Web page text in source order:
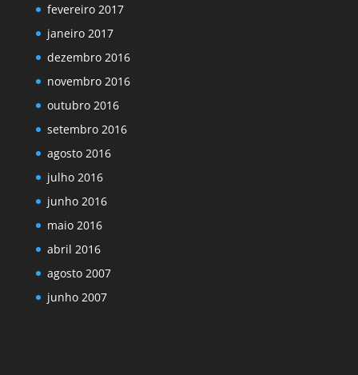
fevereiro 2017
janeiro 2017
dezembro 2016
novembro 2016
outubro 2016
setembro 2016
agosto 2016
julho 2016
junho 2016
maio 2016
abril 2016
agosto 2007
junho 2007